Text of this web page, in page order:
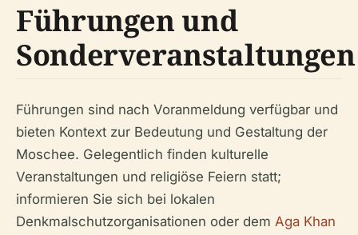
Führungen und
Sonderveranstaltungen
Führungen sind nach Voranmeldung verfügbar und
bieten Kontext zur Bedeutung und Gestaltung der
Moschee. Gelegentlich finden kulturelle
Veranstaltungen und religiöse Feiern statt;
informieren Sie sich bei lokalen
Denkmalschutzorganisationen oder dem Aga Khan